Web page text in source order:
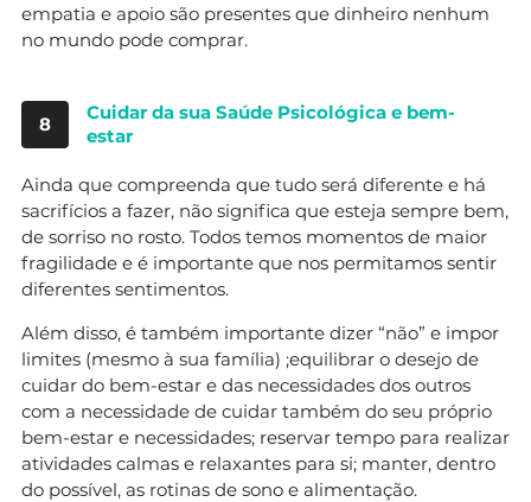
empatia e apoio são presentes que dinheiro nenhum
no mundo pode comprar.
8
Cuidar da sua Saúde Psicológica e bem-
estar
Ainda que compreenda que tudo será diferente e há
sacrifícios a fazer, não significa que esteja sempre bem,
de sorriso no rosto. Todos temos momentos de maior
fragilidade e é importante que nos permitamos sentir
diferentes sentimentos.
Além disso, é também importante dizer “não” e impor
limites (mesmo à sua família) ;equilibrar o desejo de
cuidar do bem-estar e das necessidades dos outros
com a necessidade de cuidar também do seu próprio
bem-estar e necessidades; reservar tempo para realizar
atividades calmas e relaxantes para si; manter, dentro
do possível, as rotinas de sono e alimentação.